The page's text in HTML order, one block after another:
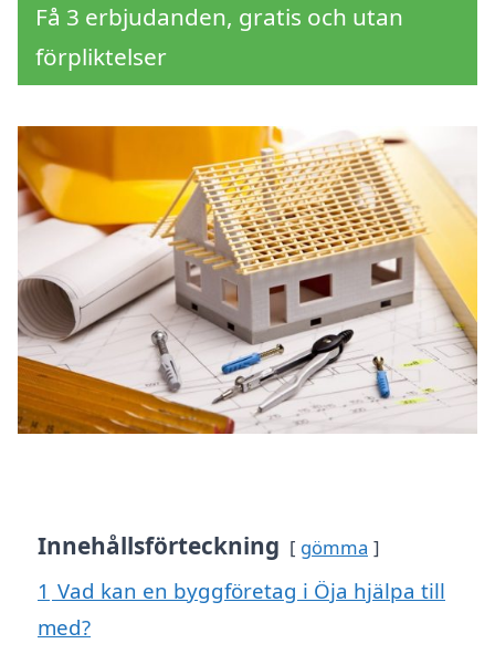
Få 3 erbjudanden, gratis och utan
förpliktelser
Innehållsförteckning gömma
1 Vad kan en byggföretag i Öja hjälpa till
med?